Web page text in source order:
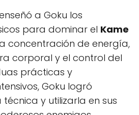
a Goku los
para dominar el Kame
concentración de energía,
corporal y el control del
prácticas y
Goku logró
y utilizarla en sus